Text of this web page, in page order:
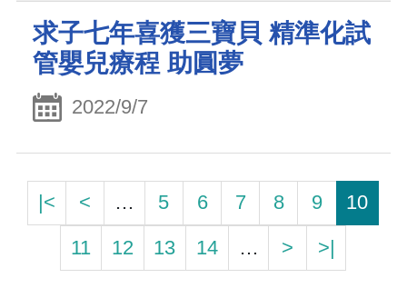
求子七年喜獲三寶貝 精準化試
管嬰兒療程 助圓夢
2022/9/7
|< < … 5 6 7 8 9
10
11
12 13 14 … > >|